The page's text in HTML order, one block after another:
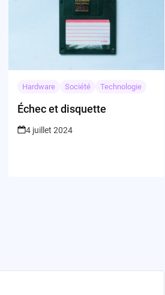
Hardware Société Technologie
Échec et disquette
4 juillet 2024